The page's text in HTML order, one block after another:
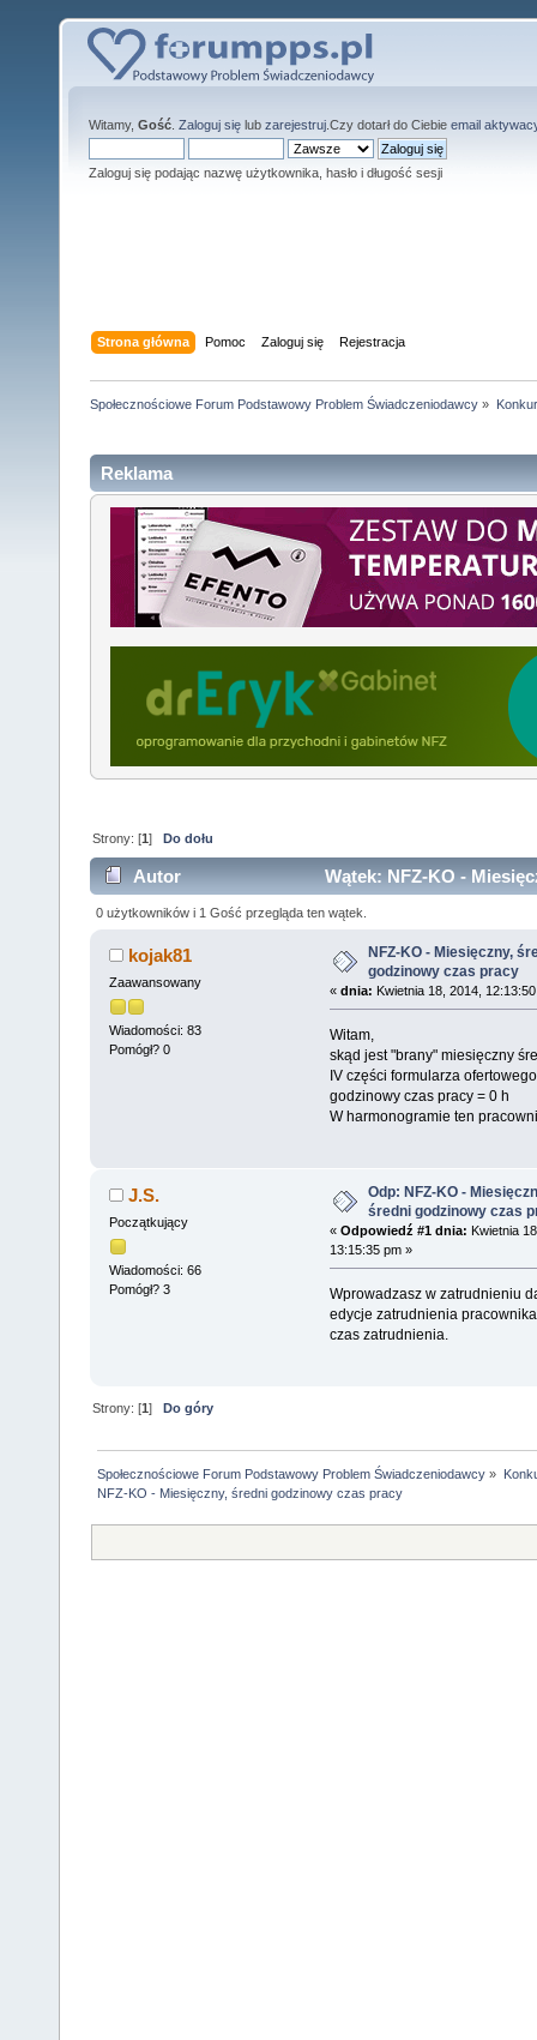
Witamy, Gość Zaloguj się lub zarejestruj .Czy dotarł do Ciebie email
Zaloguj się podając nazwę użytkownika, hasło i długość sesji
Strona główna Pomoc Zaloguj się Rejestracja
Społecznościowe Forum Podstawowy Problem Świadczeniodawcy »
Reklama
Strony: [1] Do dołu
Autor
Wątek: NFZ-KO -
(Przeczytany 8717 razy)
0 użytkowników i 1 Gość przegląda ten wątek.
kojak81
Zaawansowany
Wiadomości: 83
Pomógł? 0
NFZ-KO - Miesięczny,
godzinowy czas pracy
« dnia: Kwietnia 18, 2014,
Witam,
skąd jest "brany" miesięczny
IV części formularza
godzinowy czas pracy = 0 h
W harmonogramie ten
J.S.
Początkujący
Wiadomości: 66
Pomógł? 3
Odp: NFZ-KO -
średni godzinowy czas
« Odpowiedź #1 dnia: Kwietnia
13:15:35 pm »
Wprowadzasz w zatrudnieniu
edycje zatrudnienia
czas zatrudnienia.
Strony: [1]Do góry
Społecznościowe Forum Podstawowy Problem Świadczeniodawcy »
NFZ-KO - Miesięczny, średni godzinowy czas pracy